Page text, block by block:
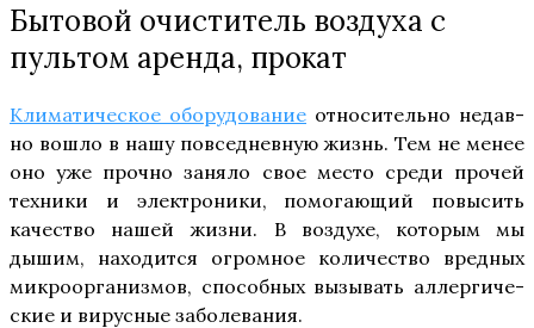
Бытовой очиститель воздуха с
пультом аренда, прокат
Кли­ма­ти­че­ское обо­ру­до­ва­ние отно­си­тель­но недав­
но вошло в нашу повсе­днев­ную жизнь. Тем не менее
оно уже проч­но заня­ло свое место сре­ди про­чей
тех­ни­ки и элек­тро­ни­ки, помо­га­ю­щий повы­сить
каче­ство нашей жиз­ни. В воз­ду­хе, кото­рым мы
дышим, нахо­дит­ся огром­ное коли­че­ство вред­ных
мик­ро­ор­га­низ­мов, спо­соб­ных вызы­вать аллер­ги­че­
ские и вирус­ные заболевания.